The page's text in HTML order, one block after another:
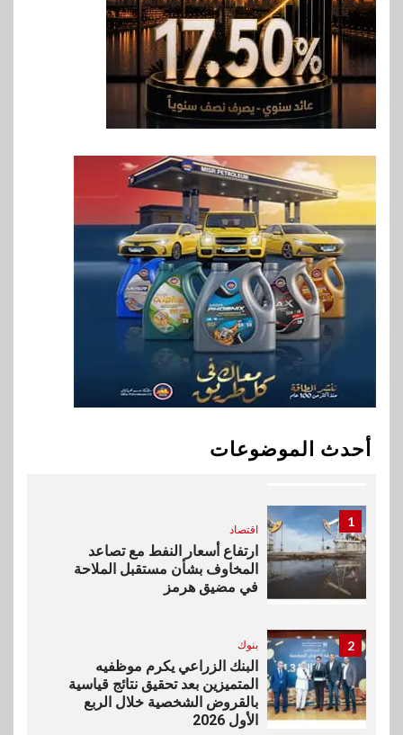
أحدث الموضوعات
7 اخبار
فيكسد مصر و”حلول” تتشاركان
في تطوير أول منصة للسياحة
الصحية في مصر والشرق الأوسط
وأفريقيا Tour4Cure
8
سوق وصلة
هواوي: هاتف nova 15
Max بطارية ضخمة وتصميم متين
جهازًا مثاليًا للشباب
9 اقتصاد
إي اف چي فاينانس تستعرض
خطط نمو «بلد» لتعزيز حضورها
في سوق تحويلات المصريين
بالخارج
بيان توضيحي صادر عن شركة
ناتجاس
1
اقتصاد
ارتفاع أسعار النفط مع تصاعد
المخاوف بشأن مستقبل الملاحة
في مضيق هرمز
2 بنوك
البنك الزراعي يكرم موظفيه
المتميزين بعد تحقيق نتائج قياسية
بالقروض الشخصية خلال الربع
الأول 2026